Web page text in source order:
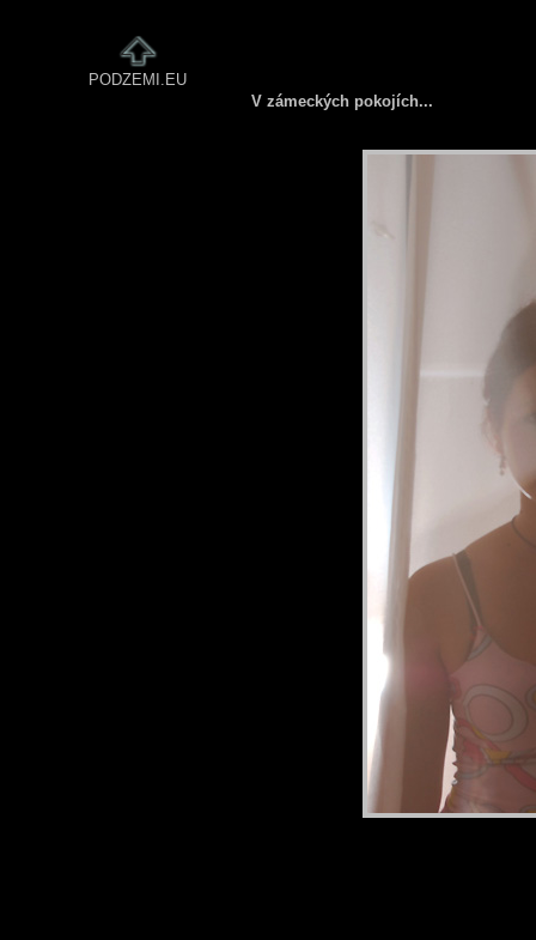
PODZEMI.EU
V zámeckých pokojích...